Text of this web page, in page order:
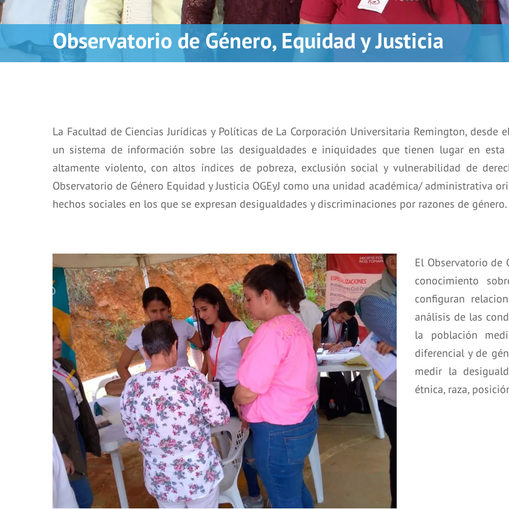
Observatorio de Género, Equidad y Justicia
La Facultad de Ciencias Jurídicas y Políticas de La Corporación Universitaria Remington,
un sistema de información sobre las desigualdades e iniquidades que tienen lugar en
altamente violento, con altos índices de pobreza, exclusión social y vulnerabilidad de
Observatorio de Género Equidad y Justicia OGEyJ como una unidad académica/ administrativa
hechos sociales en los que se expresan desigualdades y discriminaciones por razones de género.
El Observatorio de
conocimiento
configuran
análisis de las
la población
diferencial y de
medir la
étnica, raza,